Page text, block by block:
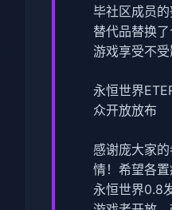
毕社区成员
替代品替换
游戏享受不受
永恒世界
众开放放布
感谢庞大家
情！希望各置
永恒世界0.8